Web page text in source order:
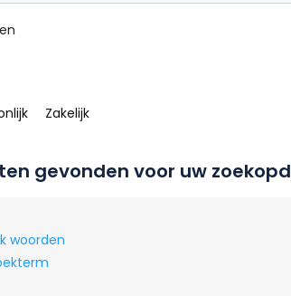
Zakelijk
gevonden voor uw
woorden